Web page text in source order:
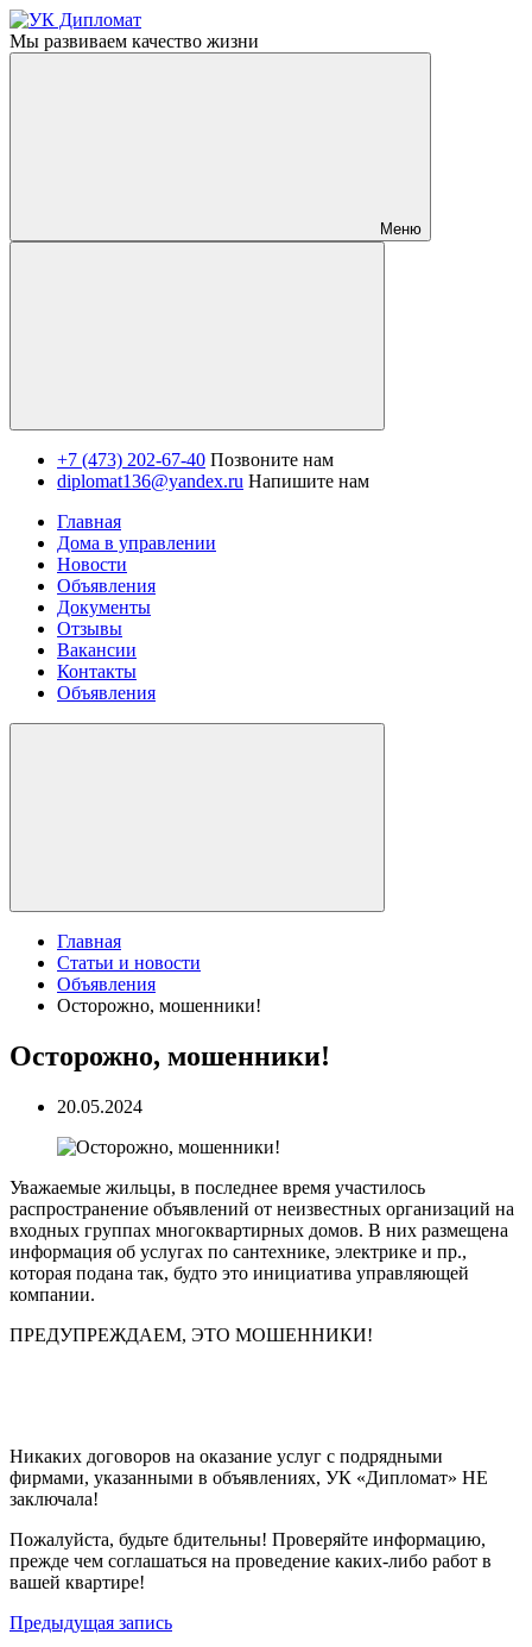
Мы развиваем качество жизни
Меню
+7 (473) 202-67-40 Позвоните нам
diplomat136@yandex.ru Напишите нам
Главная
Дома в управлении
Новости
Объявления
Документы
Отзывы
Вакансии
Контакты
Объявления
Главная
Статьи и новости
Объявления
Осторожно, мошенники!
Осторожно, мошенники!
20.05.2024
Уважаемые жильцы, в последнее время участилось
распространение объявлений от неизвестных организаций на
входных группах многоквартирных домов. В них размещена
информация об услугах по сантехнике, электрике и пр.,
которая подана так, будто это инициатива управляющей
компании.
ПРЕДУПРЕЖДАЕМ, ЭТО МОШЕННИКИ!
Никаких договоров на оказание услуг с подрядными
фирмами, указанными в объявлениях, УК «Дипломат» НЕ
заключала!
Пожалуйста, будьте бдительны! Проверяйте информацию,
прежде чем соглашаться на проведение каких-либо работ в
вашей квартире!
Навигация
Предыдущая запись